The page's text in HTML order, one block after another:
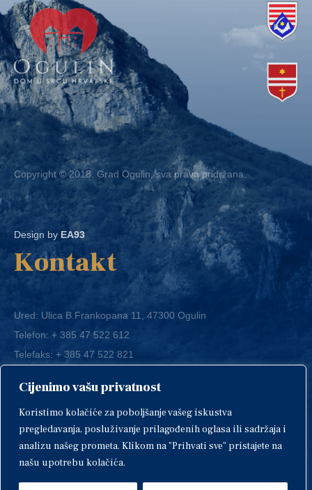
Cijenimo vašu privatnost
Koristimo kolačiće za poboljšanje vašeg iskustva
pregledavanja, posluživanje prilagođenih oglasa ili sadržaja i
analizu našeg prometa. Klikom na "Prihvati sve" pristajete na
našu upotrebu kolačića.
Copyright © 2018. Grad Ogulin, sva prava pridržana.
Design by EA93
Kontakt
Ured: Ulica B.Frankopana 11, 47300 Ogulin
Telefon:+ 385 47 522 612
Telefaks:+ 385 47 522 821
E-mail:grad-ogulin@ogulin.hr
IBAN: HR1424020061829700009